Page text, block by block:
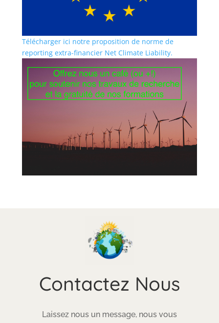
Télécharger ici notre proposition de norme de
reporting extra-financier Net Climate Liability.
Contactez Nous
Laissez nous un message, nous vous